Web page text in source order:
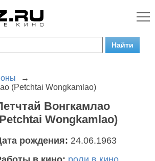
→
(Petchtai Wongkamlao)
Вонгкамлао
Wongkamlao)
рождения: 24.06.1963